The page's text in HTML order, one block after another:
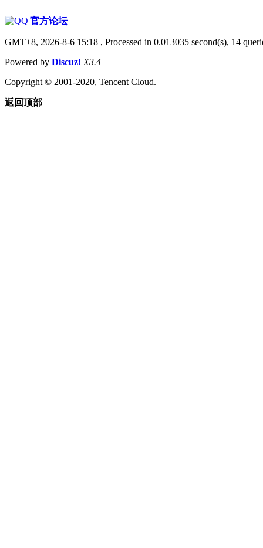
|官方论坛
GMT+8, 2026-8-6 15:18 , Processed in 0.013035 second(s), 14
Powered by Discuz! X3.4
Copyright © 2001-2020, Tencent Cloud.
返回顶部